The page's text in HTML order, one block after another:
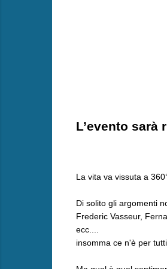
L’evento sarà
La vita va vissuta a
Di solito gli argomenti
Frederic Vasseur,
ecc....
insomma ce n'è per